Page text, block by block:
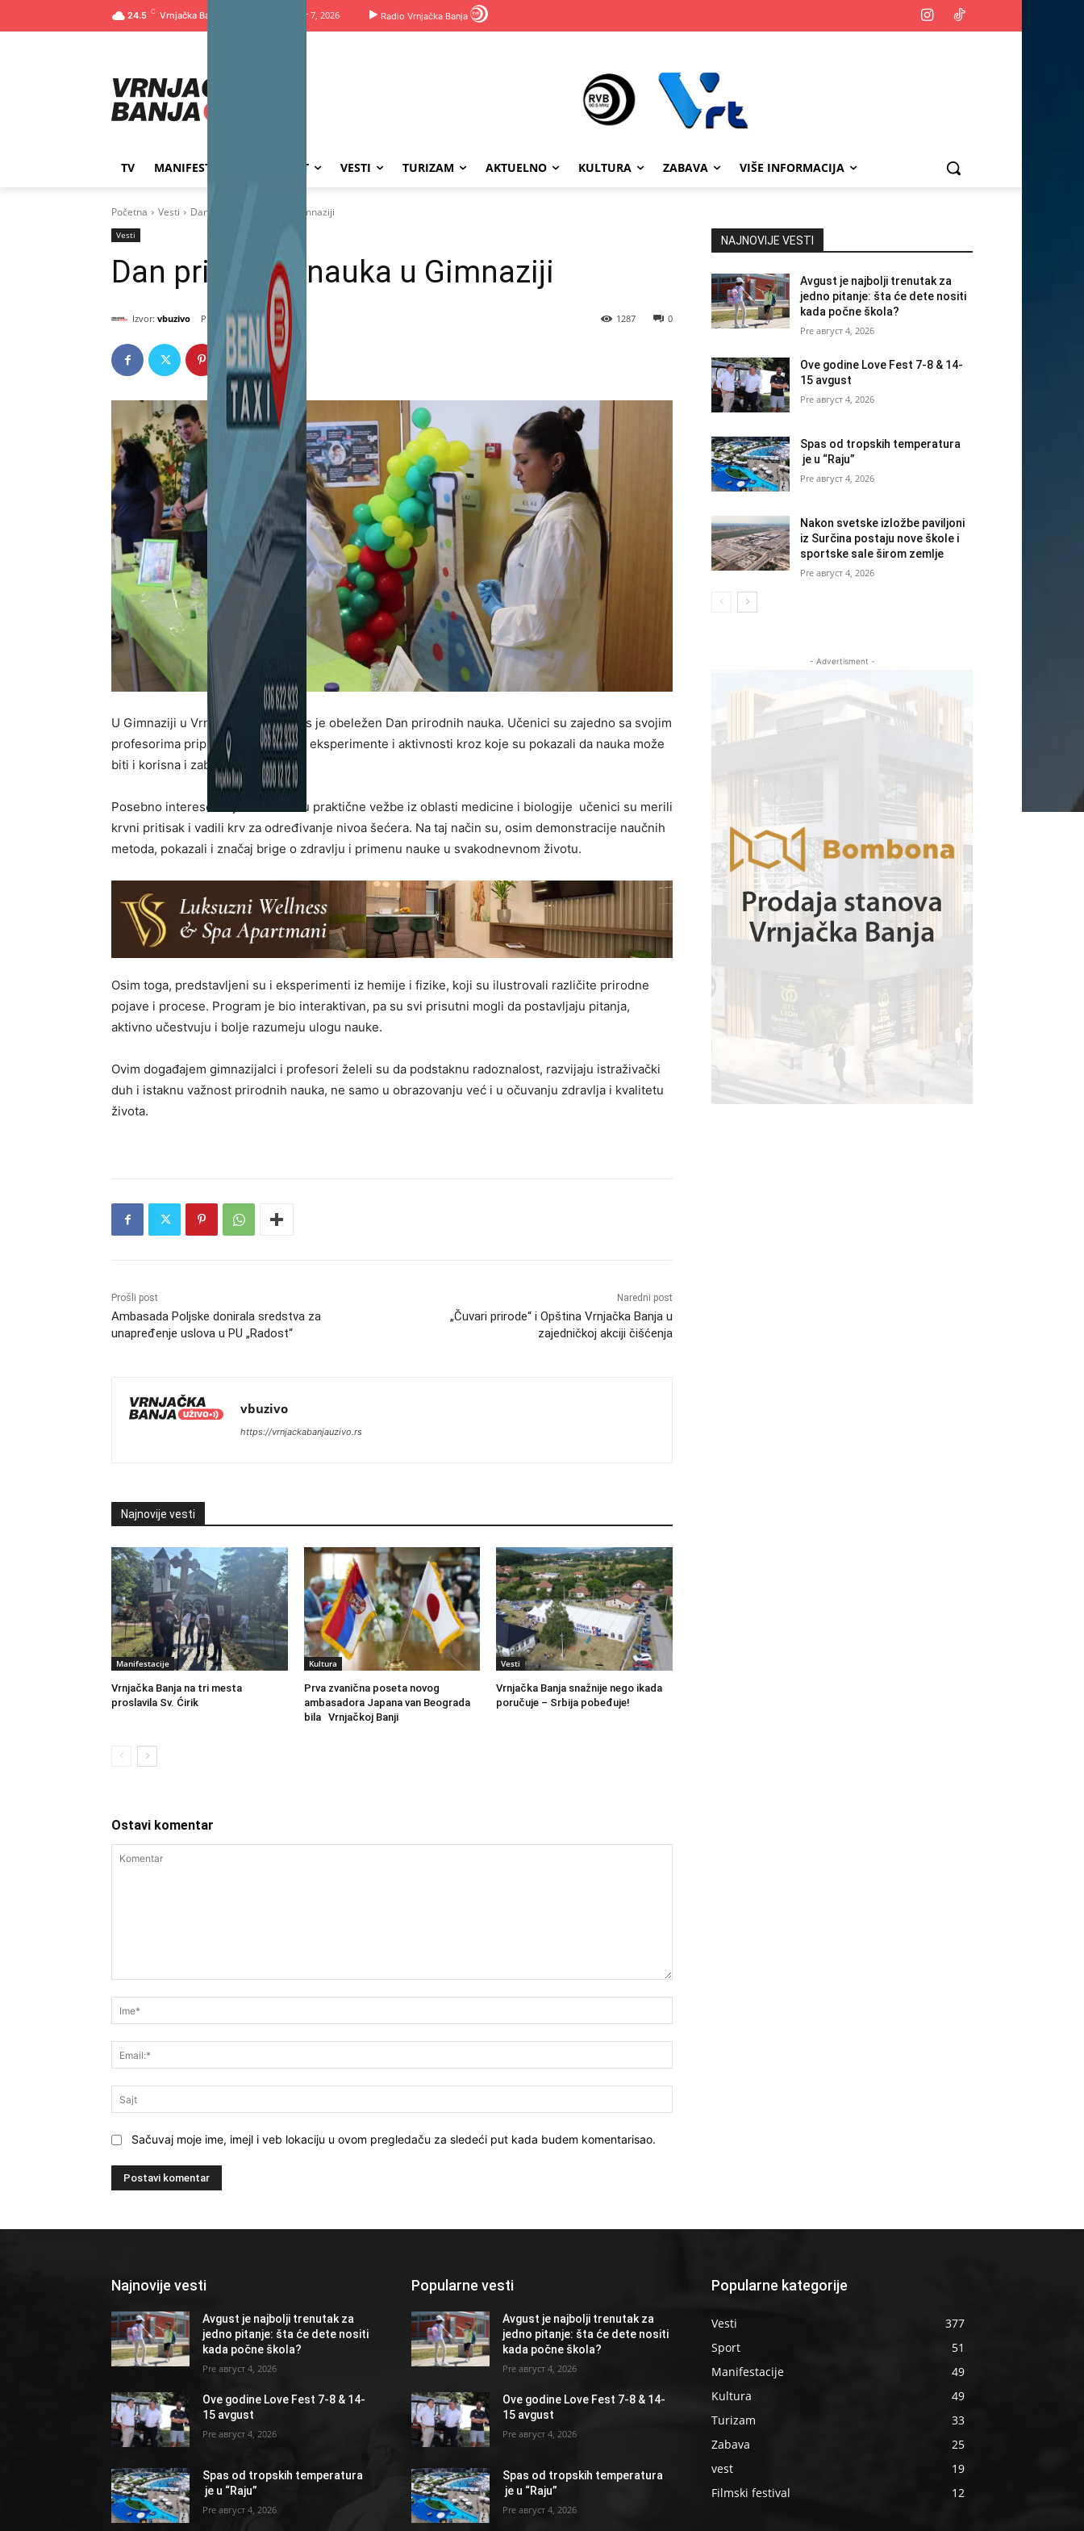
24.5 C Петак, август 7, 2026 Radio Vrnjačka Banja
TV MANIFESTACIJE SPORT VESTI TURIZAM AKTUELNO KULTURA ZABAVA VIŠE INFORMACIJA
Početna Vesti Dan prirodnih nauka u Gimnaziji
Vesti
Dan prirodnih nauka u Gimnaziji
Izvor: vbuzivo септембар 24, 2025 0
1287
U Gimnaziji u Vrnjačkoj Banji danas je obeležen Dan prirodnih nauka. Učenici su zajedno sa svojim
profesorima pripremili raznovrsne eksperimente i aktivnosti kroz koje su pokazali da nauka može
biti i korisna i zabavna.
Posebno interesovanje izazvale su praktične vežbe iz oblasti medicine i biologije učenici su merili
krvni pritisak i vadili krv za određivanje nivoa šećera. Na taj način su, osim demonstracije naučnih
metoda, pokazali i značaj brige o zdravlju i primenu nauke u svakodnevnom životu.
Osim toga, predstavljeni su i eksperimenti iz hemije i fizike, koji su ilustrovali različite prirodne
pojave i procese. Program je bio interaktivan, pa su svi prisutni mogli da postavljaju pitanja,
aktivno učestvuju i bolje razumeju ulogu nauke.
Ovim događajem gimnazijalci i profesori želeli su da podstaknu radoznalost, razvijaju istraživački
duh i istaknu važnost prirodnih nauka, ne samo u obrazovanju već i u očuvanju zdravlja i kvalitetu
života.
Prošli post
Ambasada Poljske donirala sredstva za
unapređenje uslova u PU „Radost“
Naredni post
„Čuvari prirode“ i Opština Vrnjačka Banja u
zajedničkoj akciji čišćenja
vbuzivo
https://vrnjackabanjauzivo.rs
Najnovije vesti
Manifestacije
Vrnjačka Banja na tri mesta
proslavila Sv. Ćirik
Kultura
Prva zvanična poseta novog
ambasadora Japana van Beograda
bila Vrnjačkoj Banji
Vesti
Vrnjačka Banja snažnije nego ikada
poručuje – Srbija pobeđuje!
Ostavi komentar
Sačuvaj moje ime, imejl i veb lokaciju u ovom pregledaču za sledeći put kada budem komentarisao.
NAJNOVIJE VESTI
Avgust je najbolji trenutak za
jedno pitanje: šta će dete nositi
kada počne škola?
август 4, 2026
Ove godine Love Fest 7-8 & 14-
15 avgust
август 4, 2026
Spas od tropskih temperatura
je u “Raju”
август 4, 2026
Nakon svetske izložbe paviljoni
iz Surčina postaju nove škole i
sportske sale širom zemlje
август 4, 2026
- Advertisment -
Najnovije vesti
Avgust je najbolji trenutak za
jedno pitanje: šta će dete nositi
kada počne škola?
август 4, 2026
Ove godine Love Fest 7-8 & 14-
15 avgust
август 4, 2026
Spas od tropskih temperatura
je u “Raju”
август 4, 2026
Popularne vesti
Avgust je najbolji trenutak za
jedno pitanje: šta će dete nositi
kada počne škola?
август 4, 2026
Ove godine Love Fest 7-8 & 14-
15 avgust
август 4, 2026
Spas od tropskih temperatura
je u “Raju”
август 4, 2026
Popularne kategorije
Vesti
377
Sport
51
Manifestacije
49
Kultura
49
Turizam
33
Zabava
25
vest
19
Filmski festival
12